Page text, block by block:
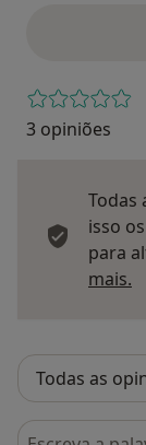
3 opiniões
Todas
isso
para
mais.
Pesquisar em